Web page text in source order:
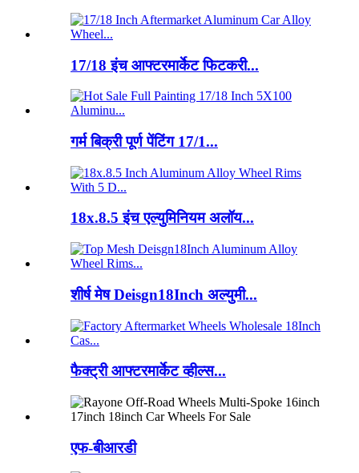
17/18 इंच आफ्टरमार्केट फिटकरी...
गर्म बिक्री पूर्ण पेंटिंग 17/1...
18x.8.5 इंच एल्युमिनियम अलॉय...
शीर्ष मेष Deisgn18Inch अल्युमी...
फैक्ट्री आफ्टरमार्केट व्हील्स...
एफ-बीआरडी